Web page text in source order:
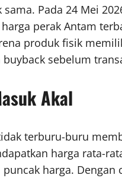
Pada 24 Mei
perak Antam
produk fisik
sebelum
Akal
terburu-buru
harga rata-
harga. Dengan